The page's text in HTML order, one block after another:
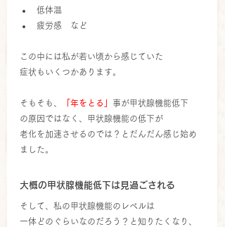
低体温
疲労感　など
この中には私が若い頃から感じていた
症状もいくつかあります。
そもそも、 「年をとる」 事が甲状腺機能低下
の原因ではなく、甲状腺機能の低下が
老化を加速させるのでは？とだんだん感じ始め
ました。
大概の甲状腺機能低下は見過ごされる
そして、私の甲状腺機能のレベルは
一体どのぐらいなのだろう？と知りたくなり、